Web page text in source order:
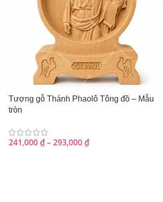
Tượng gỗ Thánh Phaolô Tông đồ – Mẫu
tròn
241,000₫–293,000₫